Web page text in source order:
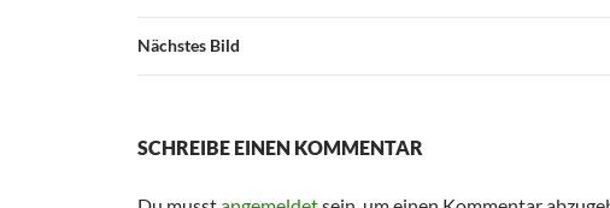
Nächstes Bild
SCHREIBE EINEN KOMMENTAR